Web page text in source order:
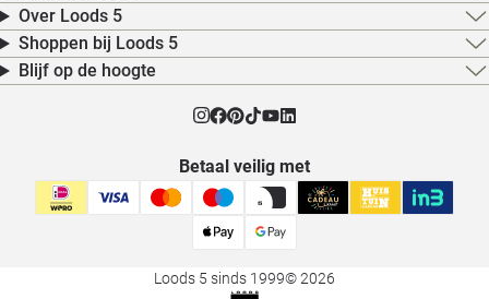
Over Loods 5
Shoppen bij Loods 5
Blijf op de hoogte
Betaal veilig met
Loods 5 sinds 1999© 2026